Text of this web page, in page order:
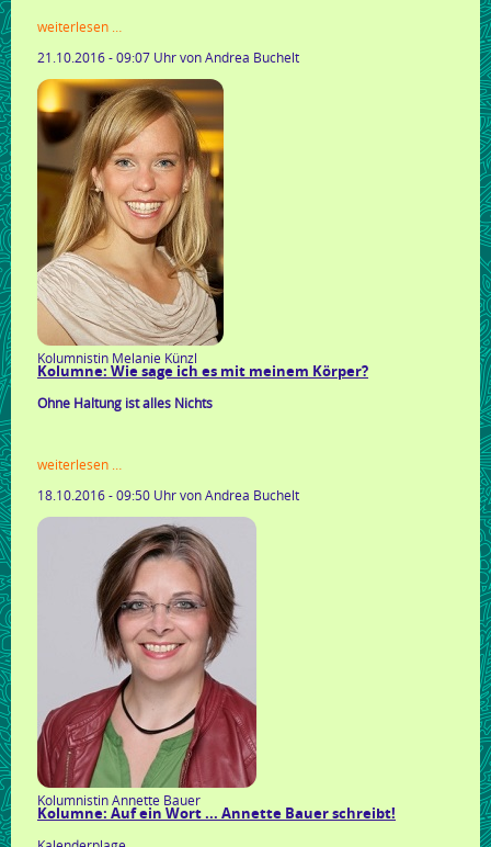
weiterlesen …
texte
schreiben
21.10.2016 - 09:07 Uhrvon Andrea Buchelt
Kolumnistin Melanie Künzl
Kolumne: Wie sage ich es mit meinem Körper?
Ohne Haltung ist alles Nichts
weiterlesen …
sage
ich
es
mit
meinem
körper?
18.10.2016 - 09:50 Uhrvon Andrea Buchelt
Kolumnistin Annette Bauer
Kolumne: Auf ein Wort ... Annette Bauer schreibt!